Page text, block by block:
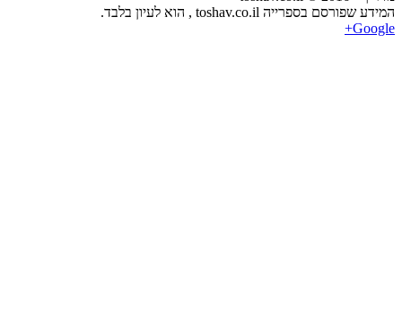
המידע שפורסם בספרייה toshav.co.il , הוא לעיון בלבד.
Google+